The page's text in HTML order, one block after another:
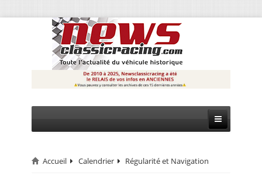
CIRCUIT
Accueil Calendrier Régularité et Navigation